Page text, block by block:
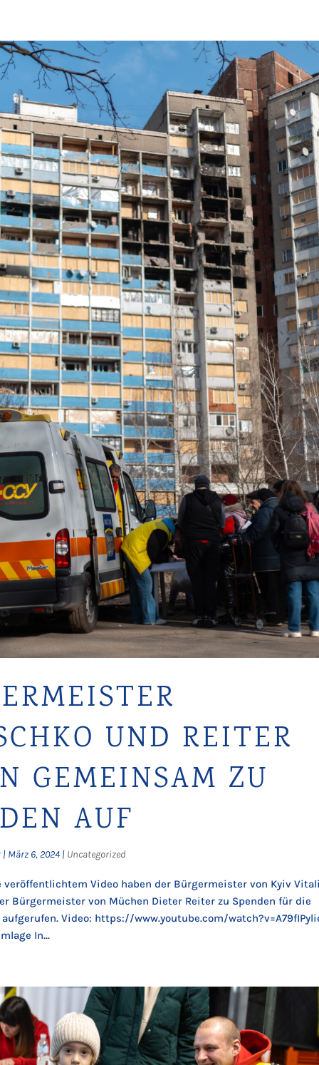
UND REITER
GEMEINSAM ZU
AUF
| März 6, 2024| Uncategorized
veröffentlichtem Video haben der Bürgermeister von Kyiv
Bürgermeister von Müchen Dieter Reiter zu Spenden für die
Video: https://www.youtube.com/
In...